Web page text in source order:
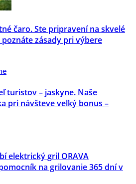
čaro. Ste pripravení na skvelé
zásady pri výbere
turistov – jaskyne. Naše
pri návšteve veľký bonus –
elektrický gril ORAVA
pomocník na grilovanie 365 dní v